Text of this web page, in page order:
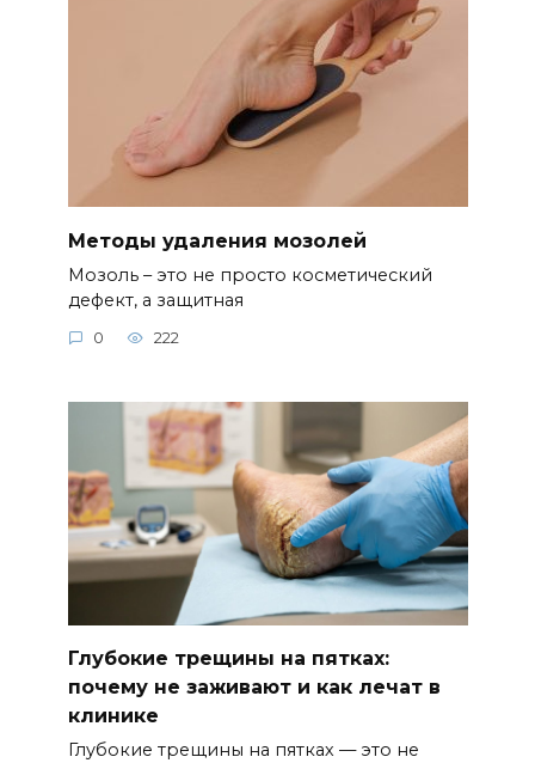
Методы удаления мозолей
Мозоль – это не просто косметический
дефект, а защитная
0 222
Глубокие трещины на пятках:
почему не заживают и как лечат в
клинике
Глубокие трещины на пятках — это не